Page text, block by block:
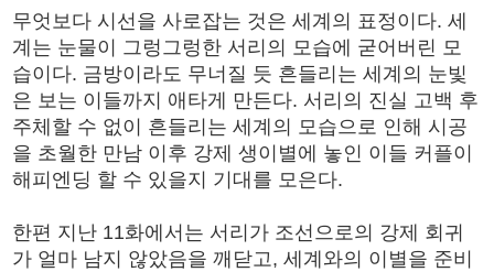
무엇보다 시선을 사로잡는 것은 세계의 표정이다. 세
계는 눈물이 그렁그렁한 서리의 모습에 굳어버린 모
습이다. 금방이라도 무너질 듯 흔들리는 세계의 눈빛
은 보는 이들까지 애타게 만든다. 서리의 진실 고백 후
주체할 수 없이 흔들리는 세계의 모습으로 인해 시공
을 초월한 만남 이후 강제 생이별에 놓인 이들 커플이
해피엔딩 할 수 있을지 기대를 모은다.
한편 지난 11화에서는 서리가 조선으로의 강제 회귀
가 얼마 남지 않았음을 깨닫고, 세계와의 이별을 준비